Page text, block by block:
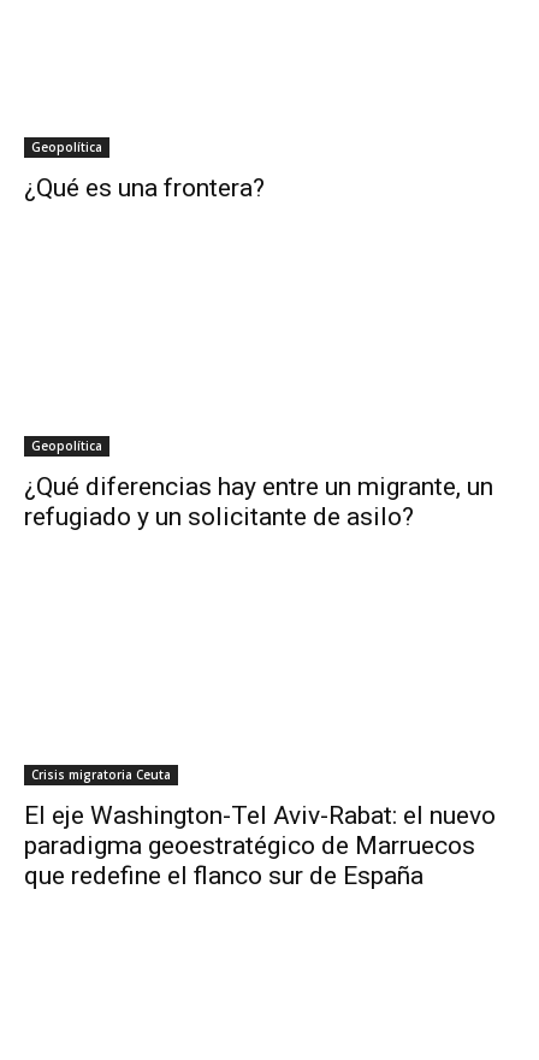
Geopolítica
¿Qué es una frontera?
Geopolítica
¿Qué diferencias hay entre un migrante, un
refugiado y un solicitante de asilo?
Crisis migratoria Ceuta
El eje Washington-Tel Aviv-Rabat: el nuevo
paradigma geoestratégico de Marruecos
que redefine el flanco sur de España